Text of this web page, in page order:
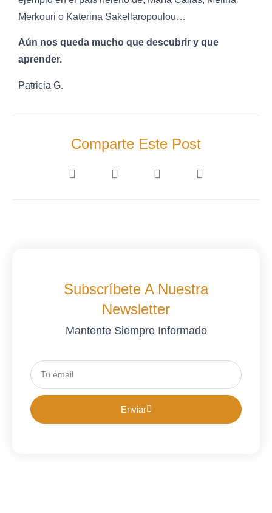
Merkouri o Katerina Sakellaropoulou…
Aún nos queda mucho que descubrir y que
aprender.
Patricia G.
Comparte Este Post
Subscríbete A Nuestra
Newsletter
Mantente Siempre Informado
Enviar